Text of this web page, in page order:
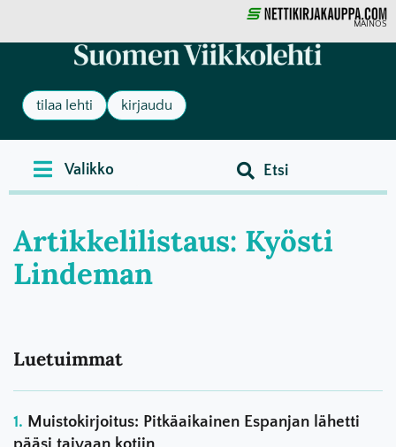
MAINOS
tilaa lehti kirjaudu
Artikkelilistaus: Kyösti
Lindeman
Luetuimmat
Muistokirjoitus: Pitkäaikainen Espanjan lähetti